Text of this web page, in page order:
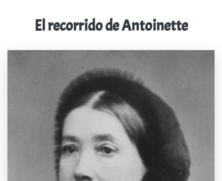
El recorrido de Antoinette